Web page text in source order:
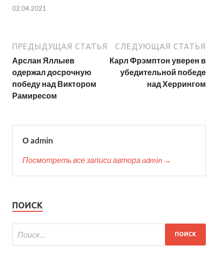
02.04.2021
ПРЕДЫДУЩАЯ СТАТЬЯ
Арслан Яллыев
одержал досрочную
победу над Виктором
Рамиресом
СЛЕДУЮЩАЯ СТАТЬЯ
Карл Фрэмптон уверен в
убедительной победе
над Херрингом
О admin
Посмотреть все записи автора admin →
ПОИСК